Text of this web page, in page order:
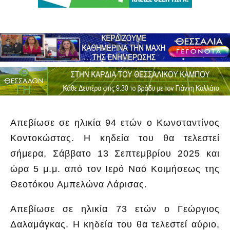
Απεβίωσε σε ηλικία 94 ετών ο Κωνσταντίνος
Κοντοκώστας. Η κηδεία του θα τελεστεί
σήμερα, Σάββατο 13 Σεπτεμβρίου 2025 και
ώρα 5 μ.μ. από τον Ιερό Ναό Κοιμήσεως της
Θεοτόκου Αμπελώνα Λάρισας.
Απεβίωσε σε ηλικία 73 ετών ο Γεώργιος
Δαλαμάγκας. Η κηδεία του θα τελεστεί αύριο,